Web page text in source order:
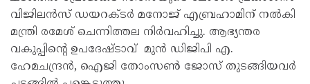
വിജിലൻസ്‌ ഡയറക്‌ടർ മനോജ്‌ എബ്രഹാമിന്‌ നൽകി
മന്ത്രി രമേശ്‌ ചെന്നിത്തല നിർവഹിച്ചു. ആഭ്യന്തര
വകുപ്പിന്റെ ഉപദേഷ്‌ടാവ്‌ മുൻ ഡിജിപി എ.
ഹേമചന്ദ്രൻ, ഐജി തോംസൺ ജോസ് തുടങ്ങിയവർ